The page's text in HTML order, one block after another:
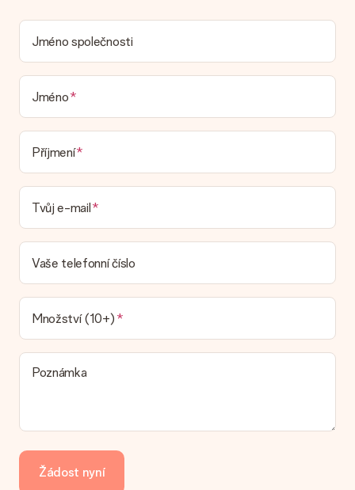
komu za toto krásné překvapení poděkovat.
Je můj dárek zabalený?
V současné době nemáme (ještě) službu dárkového balení,
která by zabalila váš dárek. Dárky dodáváme ve slavnostním
balení. To znamená, že váš dar je připraven být doručen nebo
Dodací lhůta, možnosti dodání a náklady na
doručení
Mohu si vybrat datum dodání?
Není možné zvolit konkrétní datum dodání.
Jaká je dodací lhůta a kdy dostávám dárek?
Dodací lhůtu naleznete na stránce produktu. Můžete věřit, že
náš dopravce vám dodá váš dárek.
Jaké možnosti doručení si mohu vybrat?
V současné době není možné zvolit možnost doručení. Dárek,
který chcete objednat, je buď odeslán jako balíček nebo jako
doručování poštovní schránky. Chcete vědět, na kterou
možnost spadá vaše objednávka? Kontaktujte prosím náš
zákaznický servis.
Jak mohu zaplatit objednávku?
kartu, fakturu přes Klarna nebo ruční převod. V případě ručního
převodu platby prosím vezměte v úvahu dodací lhůtu 3 dny
Jméno společnosti
Jméno
Příjmení
Tvůj e-mail
Vaše telefonní číslo
Množství (10+)
Poznámka
Žádost nyní